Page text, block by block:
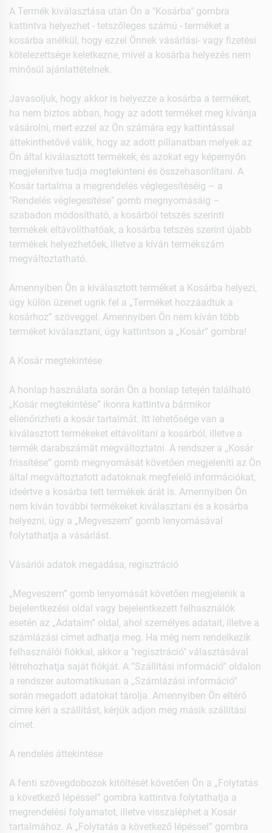
A Termék kiválasztása után Ön a "Kosárba" gombra
kattintva helyezhet - tetszőleges számú - terméket a
kosárba anélkül, hogy ezzel Önnek vásárlási- vagy fizetési
kötelezettsége keletkezne, mivel a kosárba helyezés nem
minősül ajánlattételnek.
Javasoljuk, hogy akkor is helyezze a kosárba a terméket,
ha nem biztos abban, hogy az adott terméket meg kívánja
vásárolni, mert ezzel az Ön számára egy kattintással
áttekinthetővé válik, hogy az adott pillanatban melyek az
Ön által kiválasztott termékek, és azokat egy képernyőn
megjelenítve tudja megtekinteni és összehasonlítani. A
Kosár tartalma a megrendelés véglegesítéséig – a
"Rendelés véglegesítése" gomb megnyomásáig –
szabadon módosítható, a kosárból tetszés szerinti
termékek eltávolíthatóak, a kosárba tetszés szerint újabb
termékek helyezhetőek, illetve a kíván termékszám
megváltoztatható.
Amennyiben Ön a kiválasztott terméket a Kosárba helyezi,
úgy külön üzenet ugrik fel a „Terméket hozzáadtuk a
kosárhoz” szöveggel. Amennyiben Ön nem kíván több
terméket kiválasztani, úgy kattintson a „Kosár” gombra!
A Kosár megtekintése
A honlap használata során Ön a honlap tetején található
„Kosár megtekintése” ikonra kattintva bármikor
ellenőrizheti a kosár tartalmát. Itt lehetősége van a
kiválasztott termékeket eltávolítani a kosárból, illetve a
termék darabszámát megváltoztatni. A rendszer a „Kosár
frissítése” gomb megnyomását követően megjeleníti az Ön
által megváltoztatott adatoknak megfelelő információkat,
ideértve a kosárba tett termékek árát is. Amennyiben Ön
nem kíván további termékeket kiválasztani és a kosárba
helyezni, úgy a „Megveszem” gomb lenyomásával
folytathatja a vásárlást.
Vásárlói adatok megadása, regisztráció
„Megveszem” gomb lenyomását követően megjelenik a
bejelentkezési oldal vagy bejelentkezett felhasználók
esetén az „Adataim” oldal, ahol személyes adatait, illetve a
számlázási címet adhatja meg. Ha még nem rendelkezik
felhasználói fiókkal, akkor a "regisztráció" választásával
létrehozhatja saját fiókját. A ”Szállítási információ” oldalon
a rendszer automatikusan a „Számlázási információ”
során megadott adatokat tárolja. Amennyiben Ön eltérő
címre kéri a szállítást, kérjük adjon meg másik szállítási
címet.
A rendelés áttekintése
A fenti szövegdobozok kitöltését követően Ön a „Folytatás
a következő lépéssel” gombra kattintva folytathatja a
megrendelési folyamatot, illetve visszaléphet a Kosár
tartalmához. A „Folytatás a következő lépéssel” gombra